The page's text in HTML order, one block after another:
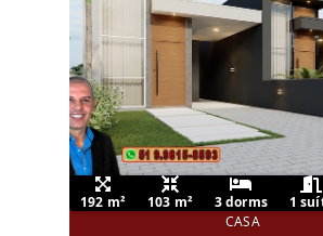
192 m² 103 m² 3 dorms 1
CASA